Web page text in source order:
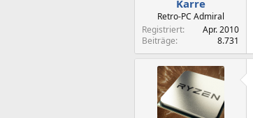
Karre
Retro-PC Admiral
Registriert
Apr. 2010
Beiträge
8.731